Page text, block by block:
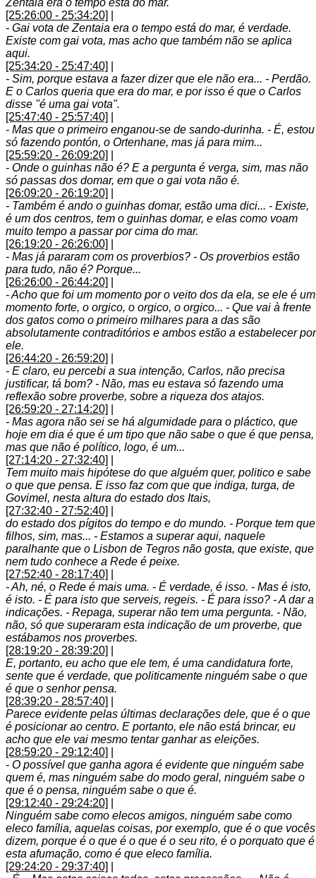
Zentaia era o tempo está do mar.
[25:26:00 - 25:34:20]
- Gai vota de Zentaia era o tempo está do mar, é verdade.
Existe com gai vota, mas acho que também não se aplica
aqui.
[25:34:20 - 25:47:40]
- Sim, porque estava a fazer dizer que ele não era... - Perdão.
E o Carlos queria que era do mar, e por isso é que o Carlos
disse "é uma gai vota".
[25:47:40 - 25:57:40]
- Mas que o primeiro enganou-se de sando-durinha. - É, estou
só fazendo pontón, o Ortenhane, mas já para mim...
[25:59:20 - 26:09:20]
- Onde o guinhas não é? E a pergunta é verga, sim, mas não
só passas dos domar, em que o gai vota não é.
[26:09:20 - 26:19:20]
- Também é ando o guinhas domar, estão uma dici... - Existe,
é um dos centros, tem o guinhas domar, e elas como voam
muito tempo a passar por cima do mar.
[26:19:20 - 26:26:00]
- Mas já pararam com os proverbios? - Os proverbios estão
para tudo, não é? Porque...
[26:26:00 - 26:44:20]
- Acho que foi um momento por o veito dos da ela, se ele é um
momento forte, o orgico, o orgico, o orgico... - Que vai à frente
dos gatos como o primeiro milhares para a das são
absolutamente contraditórios e ambos estão a estabelecer por
ele.
[26:44:20 - 26:59:20]
- E claro, eu percebi a sua intenção, Carlos, não precisa
justificar, tá bom? - Não, mas eu estava só fazendo uma
reflexão sobre proverbe, sobre a riqueza dos atajos.
[26:59:20 - 27:14:20]
- Mas agora não sei se há algumidade para o pláctico, que
hoje em dia é que é um tipo que não sabe o que é que pensa,
mas que não é político, logo, é um...
[27:14:20 - 27:32:40]
Tem muito mais hipótese do que alguém quer, politico e sabe
o que que pensa. E isso faz com que que indiga, turga, de
Govimel, nesta altura do estado dos Itais,
[27:32:40 - 27:52:40]
do estado dos pígitos do tempo e do mundo. - Porque tem que
filhos, sim, mas... - Estamos a superar aqui, naquele
paralhante que o Lisbon de Tegros não gosta, que existe, que
nem tudo conhece a Rede é peixe.
[27:52:40 - 28:17:40]
- Ah, né, o Rede é mais uma. - É verdade, é isso. - Mas é isto,
é isto. - É para isto que serveis, regeis. - É para isso? - A dar a
indicações. - Repaga, superar não tem uma pergunta. - Não,
não, só que superaram esta indicação de um proverbe, que
estábamos nos proverbes.
[28:19:20 - 28:39:20]
E, portanto, eu acho que ele tem, é uma candidatura forte,
sente que é verdade, que politicamente ninguém sabe o que
é que o senhor pensa.
[28:39:20 - 28:57:40]
Parece evidente pelas últimas declarações dele, que é o que
é posicionar ao centro. E portanto, ele não está brincar, eu
acho que ele vai mesmo tentar ganhar as eleições.
[28:59:20 - 29:12:40]
- O possível que ganha agora é evidente que ninguém sabe
quem é, mas ninguém sabe do modo geral, ninguém sabe o
que é o pensa, ninguém sabe o que é.
[29:12:40 - 29:24:20]
Ninguém sabe como elecos amigos, ninguém sabe como
eleco família, aquelas coisas, por exemplo, que é o que vocês
dizem, porque é o que é o que é o seu rito, é o porquato que é
esta afumação, como é que eleco família.
[29:24:20 - 29:37:40]